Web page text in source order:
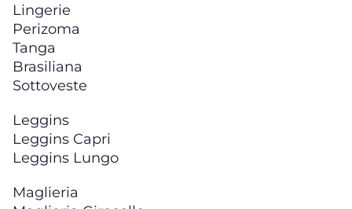
Lingerie
Perizoma
Tanga
Brasiliana
Sottoveste
Leggins
Leggins Capri
Leggins Lungo
Maglieria